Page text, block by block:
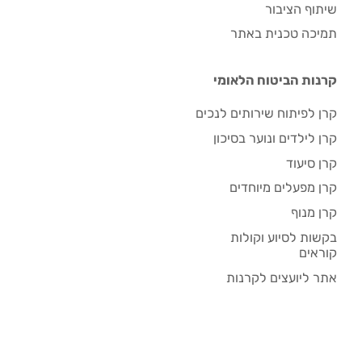
שיתוף הציבור
תמיכה טכנית באתר
קרנות הביטוח הלאומי
קרן לפיתוח שירותים לנכים
קרן לילדים ונוער בסיכון
קרן סיעוד
קרן מפעלים מיוחדים
קרן מנוף
בקשות לסיוע וקולות
קוראים
אתר ליועצים לקרנות